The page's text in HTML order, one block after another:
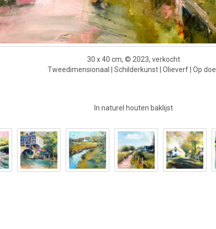
30 x 40 cm, © 2023, verkocht
Tweedimensionaal | Schilderkunst | Olieverf | Op
In naturel houten baklijst